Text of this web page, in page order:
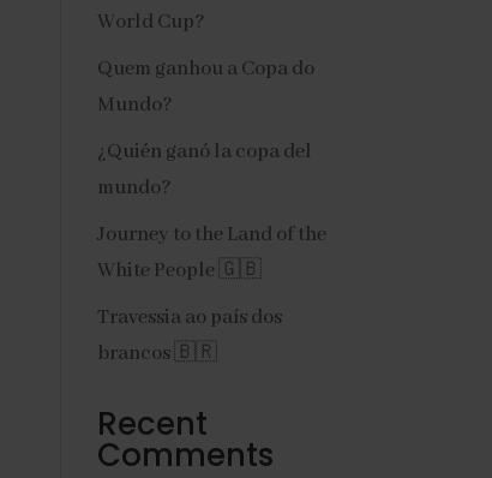
World Cup?
Quem ganhou a Copa do
Mundo?
¿Quién ganó la copa del
mundo?
Journey to the Land of the
White People 🇬🇧
Travessia ao país dos
brancos 🇧🇷
Recent
Comments